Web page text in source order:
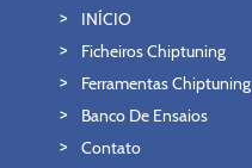
INÍCIO
Ficheiros Chiptuning
Ferramentas Chiptuning
Banco De Ensaios
Contato